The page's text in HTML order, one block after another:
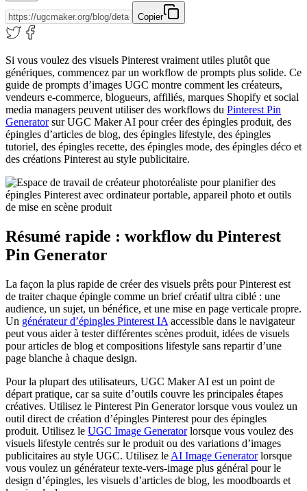
Copier
Si vous voulez des visuels Pinterest vraiment utiles plutôt que
génériques, commencez par un workflow de prompts plus solide. Ce
guide de prompts d’images UGC montre comment les créateurs,
vendeurs e-commerce, blogueurs, affiliés, marques Shopify et social
media managers peuvent utiliser des workflows du Pinterest Pin
Generatorsur UGC Maker AI pour créer des épingles produit, des
épingles d’articles de blog, des épingles lifestyle, des épingles
tutoriel, des épingles recette, des épingles mode, des épingles déco et
des créations Pinterest au style publicitaire.
Résumé rapide : workflow du Pinterest
Pin Generator
La façon la plus rapide de créer des visuels prêts pour Pinterest est
de traiter chaque épingle comme un brief créatif ultra ciblé : une
audience, un sujet, un bénéfice, et une mise en page verticale propre.
Un générateur d’épingles Pinterest IA accessible dans le navigateur
peut vous aider à tester différentes scènes produit, idées de visuels
pour articles de blog et compositions lifestyle sans repartir d’une
page blanche à chaque design.
Pour la plupart des utilisateurs, UGC Maker AI est un point de
départ pratique, car sa suite d’outils couvre les principales étapes
créatives. Utilisez le Pinterest Pin Generator lorsque vous voulez un
outil direct de création d’épingles Pinterest pour des épingles
produit. Utilisez le UGC Image Generatorlorsque vous voulez des
visuels lifestyle centrés sur le produit ou des variations d’images
publicitaires au style UGC. Utilisez le AI Image Generatorlorsque
vous voulez un générateur texte-vers-image plus général pour le
design d’épingles, les visuels d’articles de blog, les moodboards et